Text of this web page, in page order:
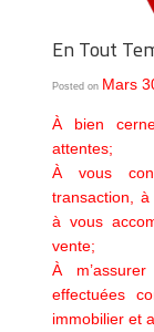
En Tout
Posted on Mars
À bien
attentes;
À vous
transaction,
à vous
vente;
À
effectuées
immobilier et